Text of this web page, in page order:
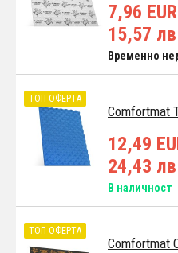
7,96 EUR
15,57 лв
Временно
Comfortmat
ТОП ОФЕРТА
12,49
24,43 лв
В наличност
Comfortmat
ТОП ОФЕРТА